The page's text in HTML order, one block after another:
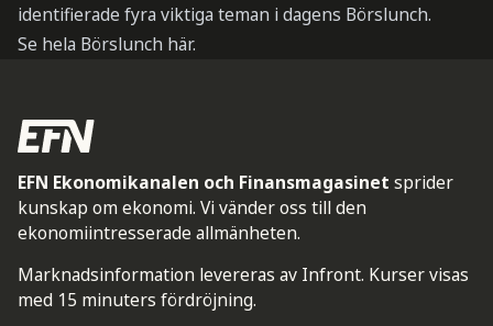
identifierade fyra viktiga teman i dagens Börslunch.
Se hela Börslunch här.
EFN Ekonomikanalen och Finansmagasinet sprider
kunskap om ekonomi. Vi vänder oss till den
ekonomiintresserade allmänheten.
Marknadsinformation levereras av Infront. Kurser visas
med 15 minuters fördröjning.